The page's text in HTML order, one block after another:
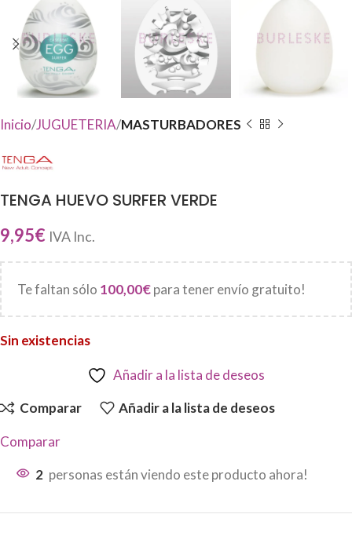
Inicio JUGUETERIA MASTURBADORES
TENGA HUEVO SURFER VERDE
9,95€ IVA Inc.
Te faltan sólo 100,00€para tener envío gratuito!
Sin existencias
Añadir a la lista de deseos
Comparar Añadir a la lista de deseos
Comparar
2 personas están viendo este producto ahora!